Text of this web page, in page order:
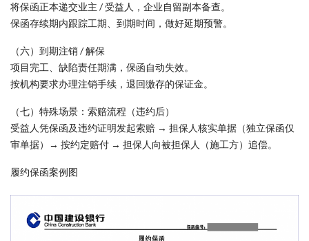
将保函正本递交业主 / 受益人，企业自留副本备查。
保函存续期内跟踪工期、到期时间，做好延期预警。
（六）到期注销 / 解保
项目完工、缺陷责任期满，保函自动失效。
按机构要求办理注销手续，退回缴存的保证金。
（七）特殊场景：索赔流程（违约后）
受益人凭保函及违约证明发起索赔 → 担保人核实单据（独立保函仅
审单据）→ 按约定赔付 → 担保人向被担保人（施工方）追偿。
履约保函案例图